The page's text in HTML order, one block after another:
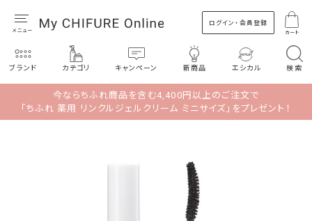
ログイン・会員登録
カート
ブランド カテゴリ キャンペーン 新商品 エシカル 検索
今ならちふれ商品を含む4,400円以上のご注文で
「ちふれ 薬用 リンクルジェルクリーム ミニサイズ」をプレゼント！